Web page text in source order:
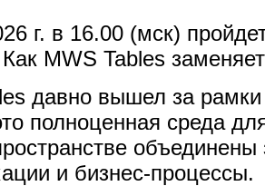
г. в 16.00 (мск)
MWS Tables
давно вышел за
полноценная среда
и бизнес‑процессы.